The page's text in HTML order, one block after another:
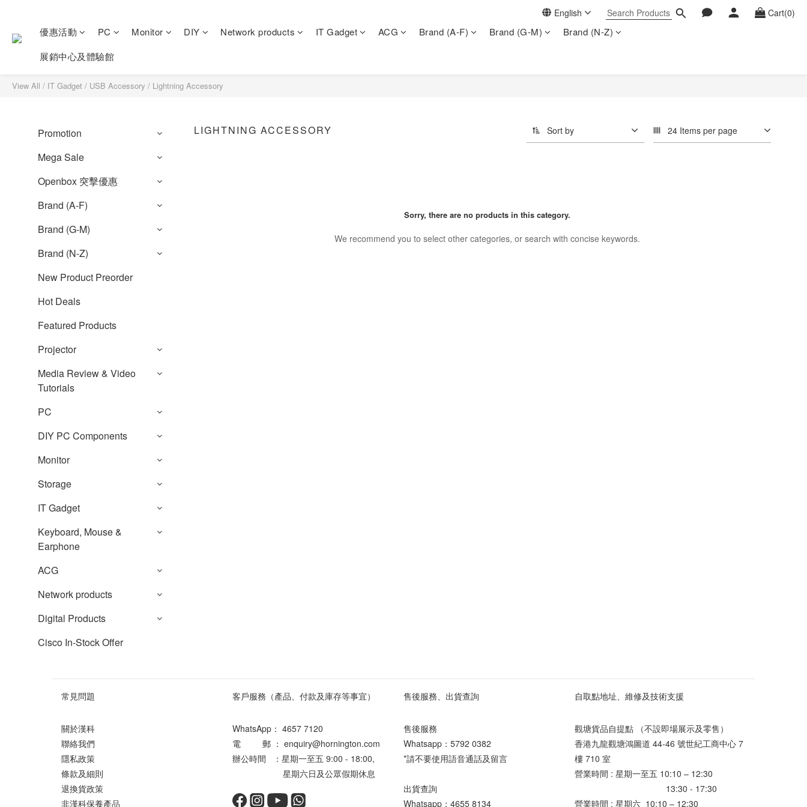
English Cart(0)
優惠活動 PC Monitor DIY Network products IT Gadget ACG Brand (A-F) Brand (G-M)
Brand (N-Z)
展銷中心及體驗館
View All / IT Gadget / USB Accessory / Lightning Accessory
Promotion
Mega Sale
Openbox 突擊優惠
Brand (A-F)
Brand (G-M)
Brand (N-Z)
New Product Preorder
Hot Deals
Featured Products
Projector
Media Review & Video
Tutorials
PC
DIY PC Components
Monitor
Storage
IT Gadget
Keyboard, Mouse &
Earphone
ACG
Network products
Digital Products
Cisco In-Stock Offer
LIGHTNING ACCESSORY Sort by 24 Items per page
Sorry, there are no products in this category.
We recommend you to select other categories, or search with concise keywords.
常見問題
關於漢科
聯絡我們
隱私政策
條款及細則
退換貨政策
非漢科保養產品
客戶服務（產品、付款及庫存等事宜）
WhatsApp： 4657 7120
電 郵 ： enquiry@hornington.com
辦公時間 ：星期一至五 9:00 - 18:00,
星期六日及公眾假期休息
售後服務、出貨查詢
售後服務
Whatsapp： 5792 0382
*請不要使用語音通話及留言
出貨查詢
Whatsapp： 4655 8134
自取點地址、維修及技術支援
觀塘貨品自提點 （不設即場展示及零售）
香港九龍觀塘鴻圖道 44-46 號世紀工商中心 7
樓 710 室
營業時間 : 星期一至五 10:10 – 12:30
13:30 - 17:30
營業時間 : 星期六 10:10 – 12:30